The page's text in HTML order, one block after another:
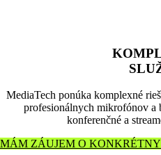
MediaTech ponúka komplexné
profesionálnych mikrofónov a
konferenčné a
MÁM ZÁUJEM O